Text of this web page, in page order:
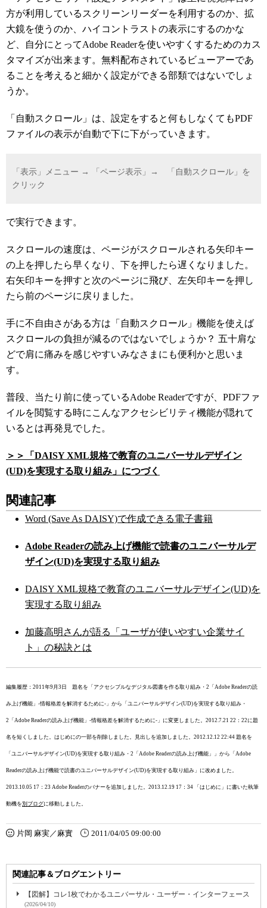
方が利用しているスクリーンリーダーを利用するのか、拡
大鏡を使うのか、ハイコントラストの表示にするのかな
ど、自分にとってAdobe Readerを使いやすくするためのカス
タマイズが出来ます。無料配布されているビューアーであ
ることを考えると細かく設定ができる部類ではないでしょ
うか。
「自動スクロール」は、設定をすると何もしなくてもPDF
ファイルの表示が自動で下に下がっていきます。
「表示」メニュー → 「ページ表示」→ 「自動スクロール」を
クリック
で実行できます。
スクロールの速度は、ページがスクロールされる矢印キー
の上を押したら早くなり、下を押したら遅くなりました。
右矢印キーを押すと次のページに飛び、左矢印キーを押し
たら前のページに戻りました。
手に不自由さがある方は「自動スクロール」機能を使えば
スクロールの負担が減るのではないでしょうか？ 五十肩な
どで肩に痛みを感じやすいみなさまにも便利かと思いま
す。
普段、当たり前に使っているAdobe Readerですが、PDFファ
イルを閲覧する時にこんなアクセシビリティ機能が隠れて
いるとは再発見でした。
＞＞「 DAISY XML規格で教育のユニバーサルデザイン
(UD)を実現する取り組み 」につづく
関連記事
Word (Save As DAISY)で作成できる電子書籍
Adobe Readerの読み上げ機能で読書のユニバーサルデ
ザイン(UD)を実現する取り組み
DAISY XML規格で教育のユニバーサルデザイン(UD)を
実現する取り組み
加藤高明さんが語る「ユーザが使いやすい企業サイ
ト」の秘訣とは
編集履歴：2011年9月3日 題名を「アクセシブルなデジタル図書を作る取り組み・2「Adobe Readerの読
み上げ機能」-情報格差を解消するために-」から「ユニバーサルデザイン(UD)を実現する取り組み・
2「Adobe Readerの読み上げ機能」-情報格差を解消するために-」に変更しました。2012.7.21 22：22に題
名を短くしました。はじめにの一部を削除しました。見出しを追加しました。2012.12.12 22:44 題名を
「ユニバーサルデザイン(UD)を実現する取り組み・2「Adobe Readerの読み上げ機能」」から「Adobe
Readerの読み上げ機能で読書のユニバーサルデザイン(UD)を実現する取り組み」に改めました。
2013.10.05 17：23 Adobe Readerのバナーを追加しました。2013.12.19 17：34 「はじめに」に書いた執筆
動機を 別ブログに移動しました。
片岡 麻実／麻實 2011/04/05 09:00:00
関連記事＆ブログエントリー
【図解】コレ1枚でわかるユニバーサル・ユーザー・インターフェース
(2026/04/10)